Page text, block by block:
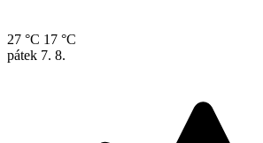
27 °C 17 °C
pátek 7. 8.